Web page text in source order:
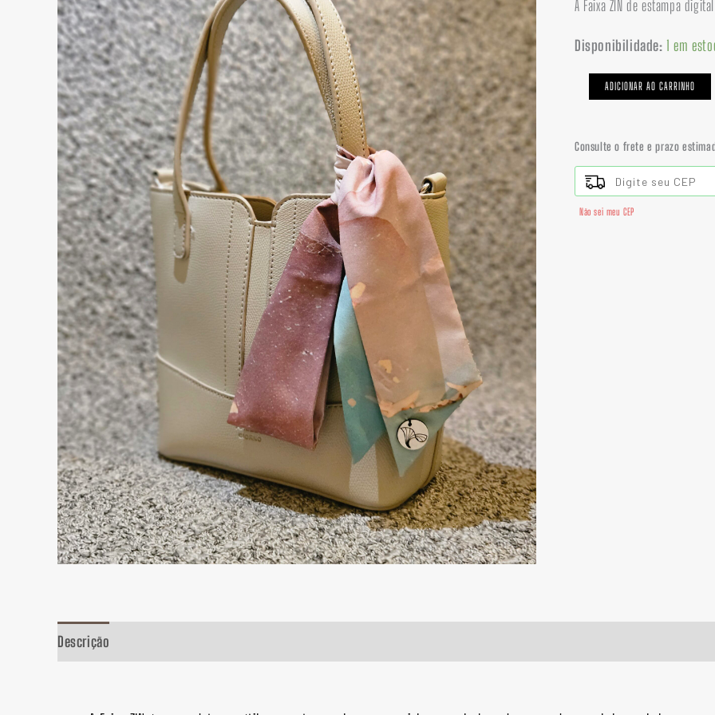
era:
R$ 42,00.
é:
A Faixa ZIN de estampa
Disponibilidade: 1 em
|
SEDA
ADICIONAR AO CARRINHO
Consulte o frete e prazo
Não sei meu CEP
Descrição